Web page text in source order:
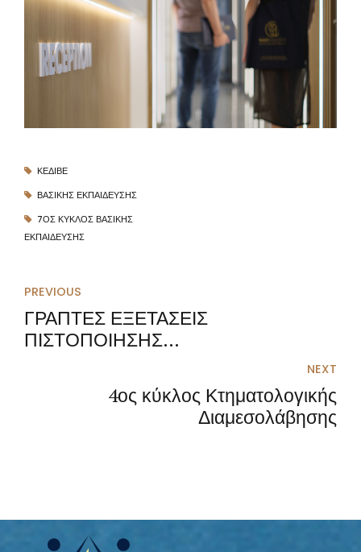
ΚΕΔΙΒΕ
ΒΑΣΙΚΉΣ ΕΚΠΑΊΔΕΥΣΗΣ
7ΟΣ ΚΎΚΛΟΣ ΒΑΣΙΚΉΣ
ΕΚΠΑΊΔΕΥΣΗΣ
PREVIOUS
ΓΡΑΠΤΕΣ ΕΞΕΤΑΣΕΙΣ
ΠΙΣΤΟΠΟΙΗΣΗΣ
ΔΙΑΜΕΣΟΛΑΒΗΤΩΝ ΥΠΟΥΡΓΕΙΟΥ
ΔΙΚΑΙΟΣΥΝΗΣ
NEXT
4ος κύκλος Κτηματολογικής
Διαμεσολάβησης